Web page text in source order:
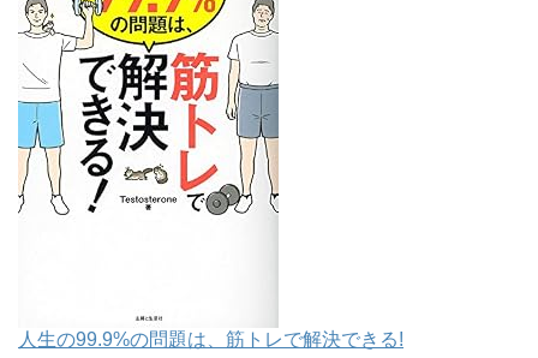
人生の99.9%の問題は、筋トレで解決できる!